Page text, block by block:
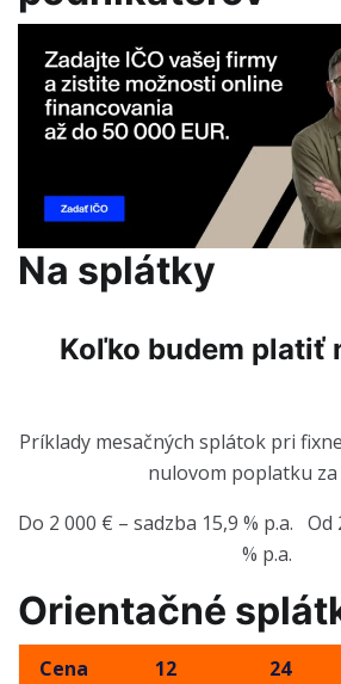
Na splátky
Koľko budem platiť
Príklady mesačných splátok pri
nulovom poplatku za
Do 2 000 € – sadzba 15,9 % p.a. Od
% p.a.
Orientačné
Cena
12
24